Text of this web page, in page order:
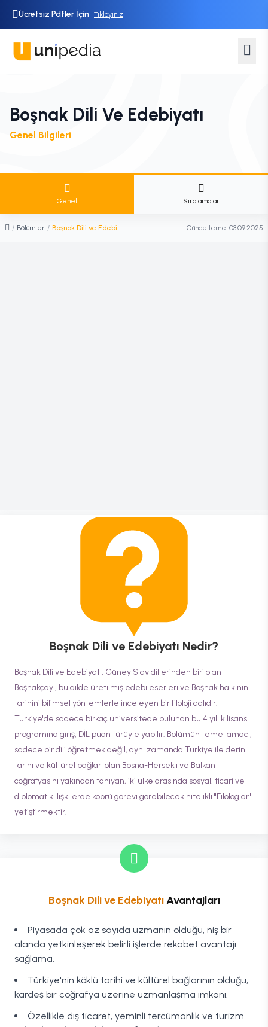
Ücretsiz Pdfler İçin Tıklayınız
Boşnak Dili Ve Edebiyatı
Genel Bilgileri
Genel Sıralamalar
/ Bölümler / Boşnak Dili ve Edebiyatı Güncelleme: 03.09.2025
Boşnak Dili ve Edebiyatı Nedir?
Boşnak Dili ve Edebiyatı, Güney Slav dillerinden biri olan
Boşnakçayı, bu dilde üretilmiş edebi eserleri ve Boşnak halkının
tarihini bilimsel yöntemlerle inceleyen bir filoloji dalıdır.
Türkiye'de sadece birkaç üniversitede bulunan bu 4 yıllık lisans
programına giriş, DİL puan türüyle yapılır. Bölümün temel amacı,
sadece bir dili öğretmek değil, aynı zamanda Türkiye ile derin
tarihi ve kültürel bağları olan Bosna-Hersek'i ve Balkan
coğrafyasını yakından tanıyan, iki ülke arasında sosyal, ticari ve
diplomatik ilişkilerde köprü görevi görebilecek nitelikli "Filologlar"
yetiştirmektir.
Boşnak Dili ve EdebiyatıAvantajları
Piyasada çok az sayıda uzmanın olduğu, niş bir
alanda yetkinleşerek belirli işlerde rekabet avantajı
sağlama.
Türkiye'nin köklü tarihi ve kültürel bağlarının olduğu,
kardeş bir coğrafya üzerine uzmanlaşma imkanı.
Özellikle dış ticaret, yeminli tercümanlık ve turizm